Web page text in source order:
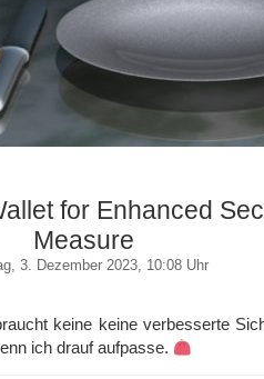
for Enhanced
Measure
3. Dezember 2023, 10:08 Uhr
keine keine verbesserte
ich drauf aufpasse.